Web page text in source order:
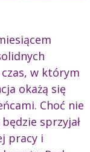
w którym
okażą się
Choć nie
sprzyjał
pracy i